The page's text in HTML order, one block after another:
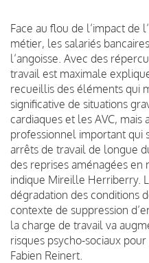
Face au flou de l’impact
métier, les salariés
l’angoisse. Avec des
travail est maximale
recueillis des éléments qui
significative de situations
cardiaques et les AVC, mais
professionnel important qui
arrêts de travail de longue
des reprises aménagées en
indique Mireille Herriberry.
dégradation des conditions
contexte de suppression
la charge de travail va
risques psycho-sociaux
Fabien Reinert.